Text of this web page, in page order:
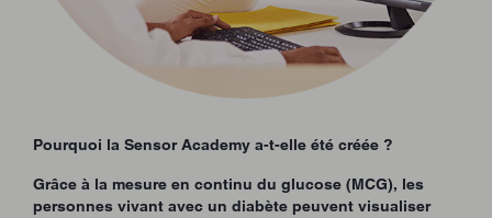
Pourquoi la Sensor Academy a-t-elle été créée ?
Grâce à la mesure en continu du glucose (MCG), les
personnes vivant avec un diabète peuvent visualiser